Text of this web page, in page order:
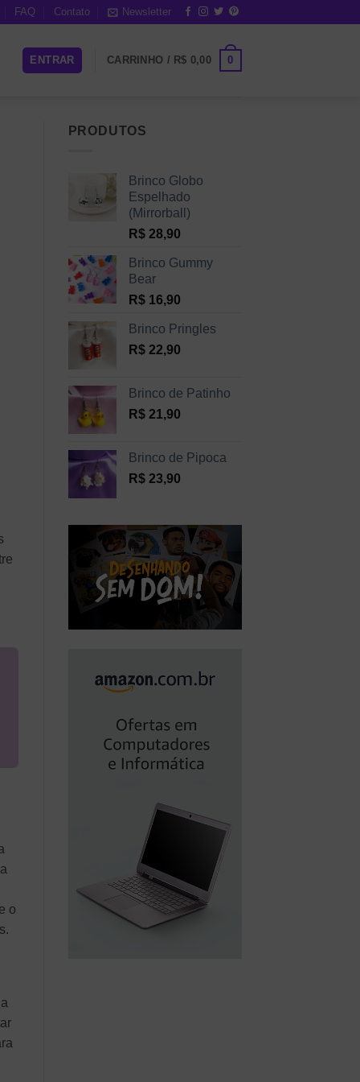
FAQ Contato Newsletter
ENTRAR CARRINHO / R$ 0,00 0
o
PRODUTOS
Brinco Globo
Espelhado
(Mirrorball)
R$28,90
Brinco Gummy
Bear
R$16,90
Brinco Pringles
R$22,90
Brinco de Patinho
R$21,90
Brinco de Pipoca
R$23,90